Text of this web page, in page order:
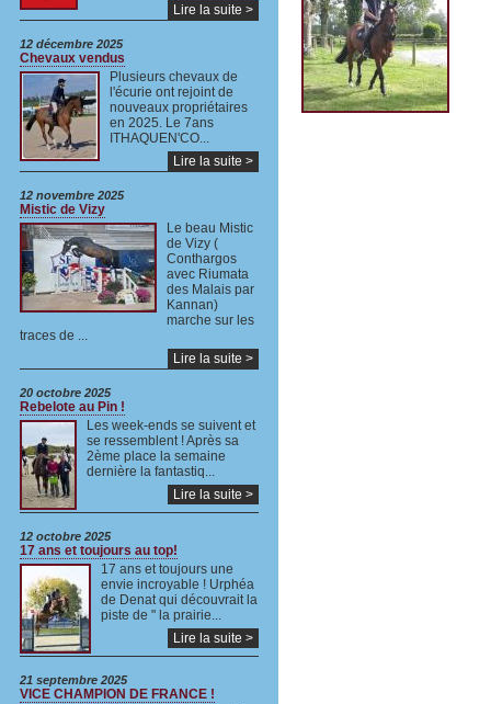
Lire la suite >
12 décembre 2025
Chevaux vendus
Plusieurs chevaux de
l'écurie ont rejoint de
nouveaux propriétaires
en 2025. Le 7ans
ITHAQUEN'CO...
Lire la suite >
12 novembre 2025
Mistic de Vizy
Le beau Mistic
de Vizy (
Conthargos
avec Riumata
des Malais par
Kannan)
marche sur les
traces de ...
Lire la suite >
20 octobre 2025
Rebelote au Pin !
Les week-ends se suivent et
se ressemblent ! Après sa
2ème place la semaine
dernière la fantastiq...
Lire la suite >
12 octobre 2025
17 ans et toujours au top!
17 ans et toujours une
envie incroyable ! Urphéa
de Denat qui découvrait la
piste de " la prairie...
Lire la suite >
21 septembre 2025
VICE CHAMPION DE FRANCE !